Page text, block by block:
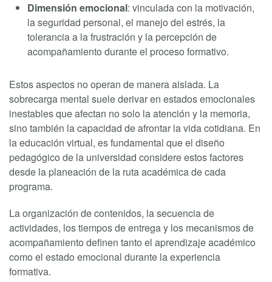
Dimensión emocional: vinculada con la motivación,
la seguridad personal, el manejo del estrés, la
tolerancia a la frustración y la percepción de
acompañamiento durante el proceso formativo.
Estos aspectos no operan de manera aislada. La
sobrecarga mental suele derivar en estados emocionales
inestables que afectan no solo la atención y la memoria,
sino también la capacidad de afrontar la vida cotidiana. En
la educación virtual, es fundamental que el diseño
pedagógico de la universidad considere estos factores
desde la planeación de la ruta académica de cada
programa.
La organización de contenidos, la secuencia de
actividades, los tiempos de entrega y los mecanismos de
acompañamiento definen tanto el aprendizaje académico
como el estado emocional durante la experiencia
formativa.